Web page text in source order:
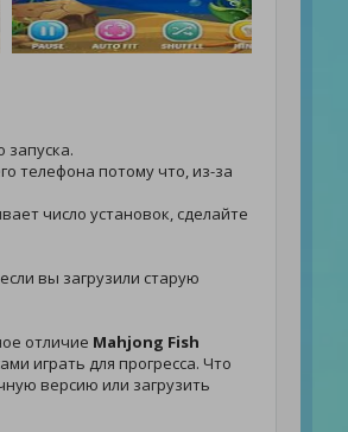
запуска.
телефона потому что, из-за
число установок, сделайте
вы загрузили старую
отличие Mahjong Fish
играть для прогресса. Что
версию или загрузить